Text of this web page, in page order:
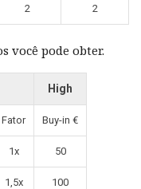
2 2
você pode obter.
High
Fator Buy-in €
1x 50
1,5x 100